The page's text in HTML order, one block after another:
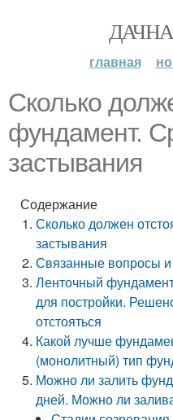
главная
Сколько
фундамент.
застывания
Содержание
Сколько должен
застывания
Связанные вопросы и
Ленточный
для постройки.
отстояться
Какой лучше
(монолитный) тип
Можно ли залить
дней. Можно ли